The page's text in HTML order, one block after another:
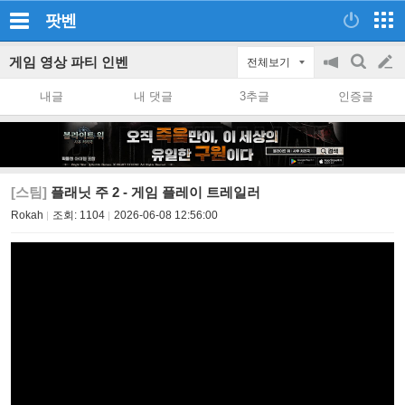
팟벤
게임 영상 파티 인벤 전체보기
공
on/off
검
색
글
쓰
내글 내 댓글 3추글 인증글
[스팀] 플래닛 주 2 - 게임 플레이 트레일러
Rokah 조회: 1104 2026-06-08 12:56:00